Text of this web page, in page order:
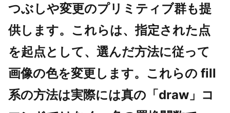
つぶしや変更のプリミティブ群も提
供します。これらは、指定された点
を起点として、選んだ方法に従って
画像の色を変更します。これらの fill
系の方法は実際には真の「draw」コ